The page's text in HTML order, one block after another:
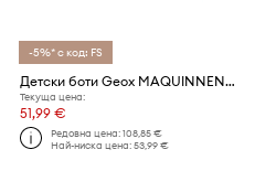
-5%* с код: FS
Детски боти Geox MAQUINNENS
Текуща цена:
51,99 €
Редовна цена:108,85 €
Най-ниска цена:53,99 €